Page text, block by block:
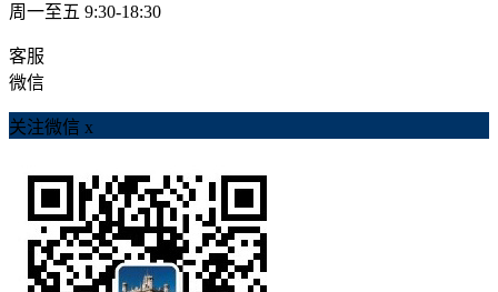
周一至五 9:30-18:30
客服
微信
关注微信 x